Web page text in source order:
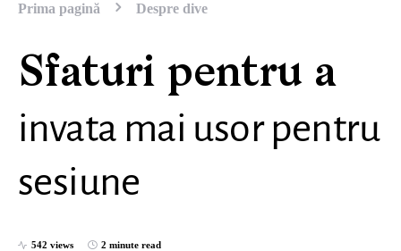
Prima pagină Despre dive
Sfaturi pentru a
invata mai usor pentru
sesiune
542 views 2 minute read